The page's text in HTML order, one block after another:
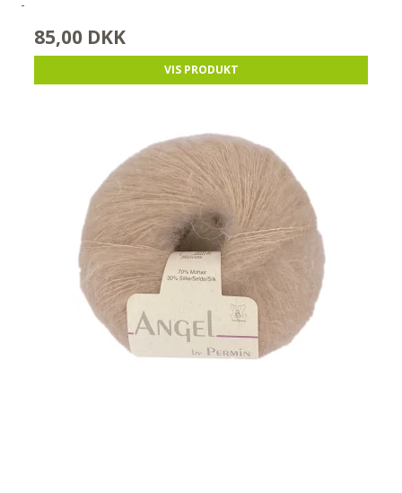
-
85,00 DKK
VIS PRODUKT